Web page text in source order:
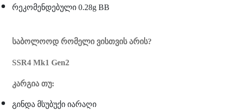
რეკომენდებული 0.28g BB
საბოლოოდ რომელი ვისთვის არის?
SSR4 Mk1 Gen2
კარგია თუ:
გინდა მსუბუქი იარაღი